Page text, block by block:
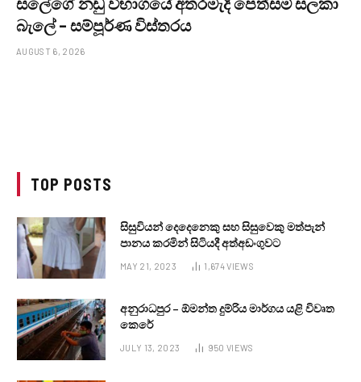
බැලේ – සම්පූර්ණ විස්තරය
AUGUST 6, 2026
TOP POSTS
සිසුවියන් දෙදෙනෙකු සහ සිසුවෙකු මත්පැන්
පානය කරමින් සිටියදී අත්අඩංගුවට
MAY 21, 2023 1,674VIEWS
අනුරාධපුර – ඕමන්ත දුම්රිය මාර්ගය යළි විවෘත
කෙරේ
JULY 13, 2023 950 VIEWS